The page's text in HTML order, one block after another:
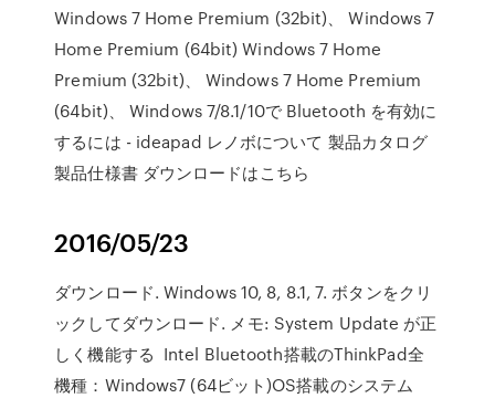
Windows 7 Home Premium (32bit)、 Windows 7
Home Premium (64bit) Windows 7 Home
Premium (32bit)、 Windows 7 Home Premium
(64bit)、 Windows 7/8.1/10で Bluetooth を有効に
するには - ideapad レノボについて 製品カタログ
製品仕様書 ダウンロードはこちら
2016/05/23
ダウンロード. Windows 10, 8, 8.1, 7. ボタンをクリ
ックしてダウンロード. メモ: System Update が正
しく機能する Intel Bluetooth搭載のThinkPad全
機種：Windows7 (64ビット)OS搭載のシステム